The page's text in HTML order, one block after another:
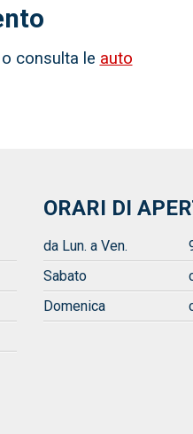
consulta le auto
ORARI DI
da Lun. a Ven.
Sabato
Domenica